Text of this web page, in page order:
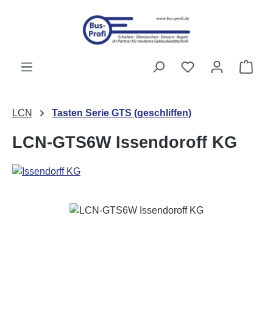
Passer au contenu principal
Vous avez 0Le
LCN Tasten Serie GTS (geschliffen)
LCN-GTS6W Issendoroff KG
Ignorer la galerie d'images